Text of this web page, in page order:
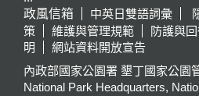
政風信箱
中英日雙語詞彙
策
維護與管理規範 防護與
明
網站資料開放宣告
內政部國家公園署 墾丁國家公園
National Park Headquarters,